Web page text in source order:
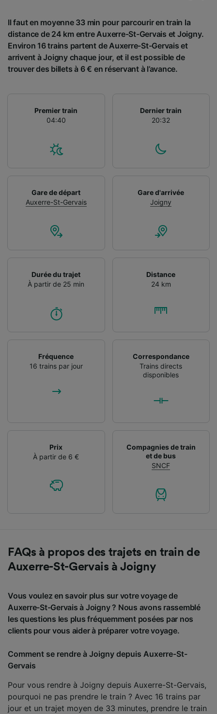
Il faut en moyenne 33 min pour parcourir en train la
distance de 24 km entre Auxerre-St-Gervais et Joigny.
Environ 16 trains partent de Auxerre-St-Gervais et
arrivent à Joigny chaque jour, et il est possible de
trouver des billets à 6 € en réservant à l’avance.
Premier train
04:40
Dernier train
20:32
Gare de départ
Auxerre-St-Gervais
Gare d'arrivée
Joigny
Durée du trajet
À partir de 25 min
Distance
24 km
Fréquence
16 trains par jour
Correspondance
Trains directs
disponibles
Prix
À partir de 6 €
Compagnies de train
et de bus
SNCF
FAQs à propos des trajets en train de
Auxerre-St-Gervais à Joigny
Vous voulez en savoir plus sur votre voyage de
Auxerre-St-Gervais à Joigny ? Nous avons rassemblé
les questions les plus fréquemment posées par nos
clients pour vous aider à préparer votre voyage.
Comment se rendre à Joigny depuis Auxerre-St-
Gervais
Pour vous rendre à Joigny depuis Auxerre-St-Gervais,
pourquoi ne pas prendre le train ? Avec 16 trains par
jour et un trajet moyen de 33 minutes, prendre le train